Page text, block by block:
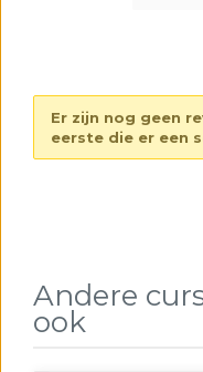
Er zijn nog geen
eerste die er een
Andere
ook